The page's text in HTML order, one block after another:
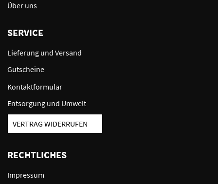
Über uns
SERVICE
Lieferung und Versand
Gutscheine
Kontaktformular
Entsorgung und Umwelt
VERTRAG WIDERRUFEN
RECHTLICHES
Impressum